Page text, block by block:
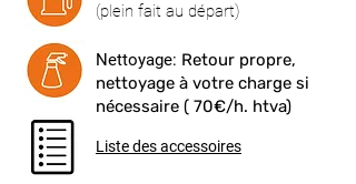
(plein fait au départ)
Nettoyage: Retour propre,
nettoyage à votre charge si
nécessaire ( 70€/h. htva)
Liste des accessoires